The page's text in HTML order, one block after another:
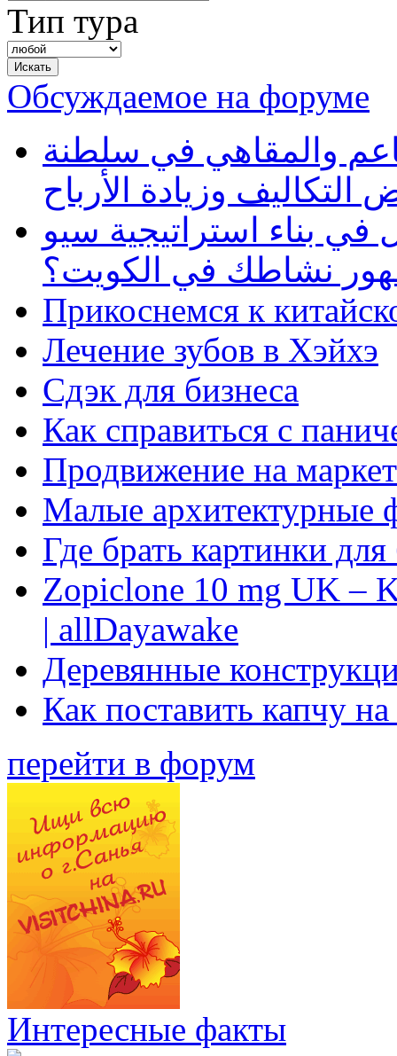
Тип тура
Обсуждаемое на форуме
والمقاهي في سلطنة
وزيادة الأرباح
بناء استراتيجية سيو
نشاطك في الكويت؟
Прикоснемся к
Лечение зубов в Хэйхэ
Сдэк для бизнеса
Как справиться с
Продвижение на
Малые архитектурные
Где брать картинки
Zopiclone 10 mg UK –
| allDayawake
Деревянные
Как поставить капчу
перейти в форум
Интересные факты